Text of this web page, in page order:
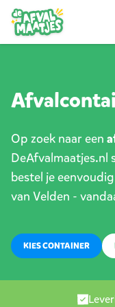
Op zoek naar een
DeAfvalmaatjes.nl
bestel je
van Velden -
KIES CONTAINER